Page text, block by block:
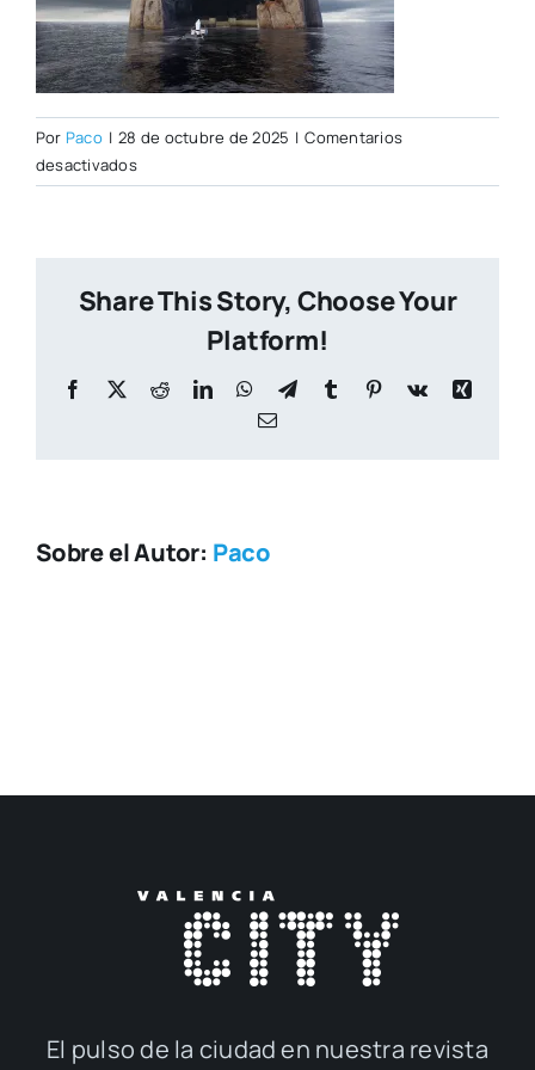
Por Paco | 28 de octubre de 2025 | Comentarios
desactivadosen
Share This Story, Choose Your
Platform!
Facebook
X RedditLinkedInWhatsApp
TelegramTumblr Pinterest
Vk
Xing
Correo
Sobre el Autor: Paco
El pul­so de la ciu­dad en nues­tra revis­ta